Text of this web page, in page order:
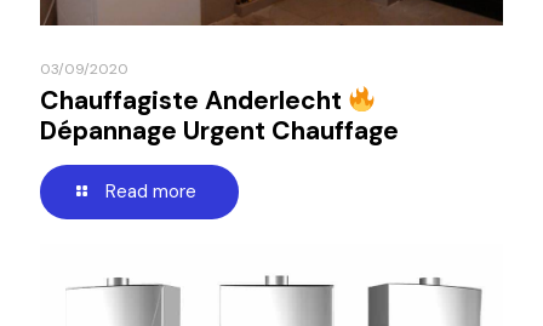
03/09/2020
Chauffagiste Anderlecht
Dépannage Urgent Chauffage
Read more